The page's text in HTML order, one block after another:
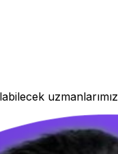
uzmanlarımız